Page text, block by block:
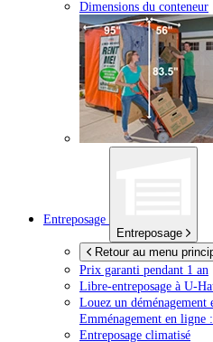
Dimensions du conteneur
Entreposage
Entreposage
Retour au menu
Prix garanti pendant 1 an
Libre-entreposage à U-
Louez un déménagement
Emménagement en ligne
Entreposage climatisé